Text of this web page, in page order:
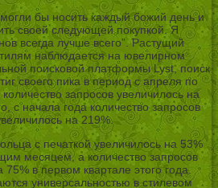
бы носить каждый божий день и
своей следующей покупкой. Я
всегда лучше всего”. Растущий
наблюдается на ювелирном
поисковой платформы Lyst, поиск
своего пика в период с апреля по
запросов увеличилось на
с начала года количество запросов
на 219%.
с печаткой увеличилось на 53%
месяцем, а количество запросов
в первом квартале этого года.
универсальностью в стилевом